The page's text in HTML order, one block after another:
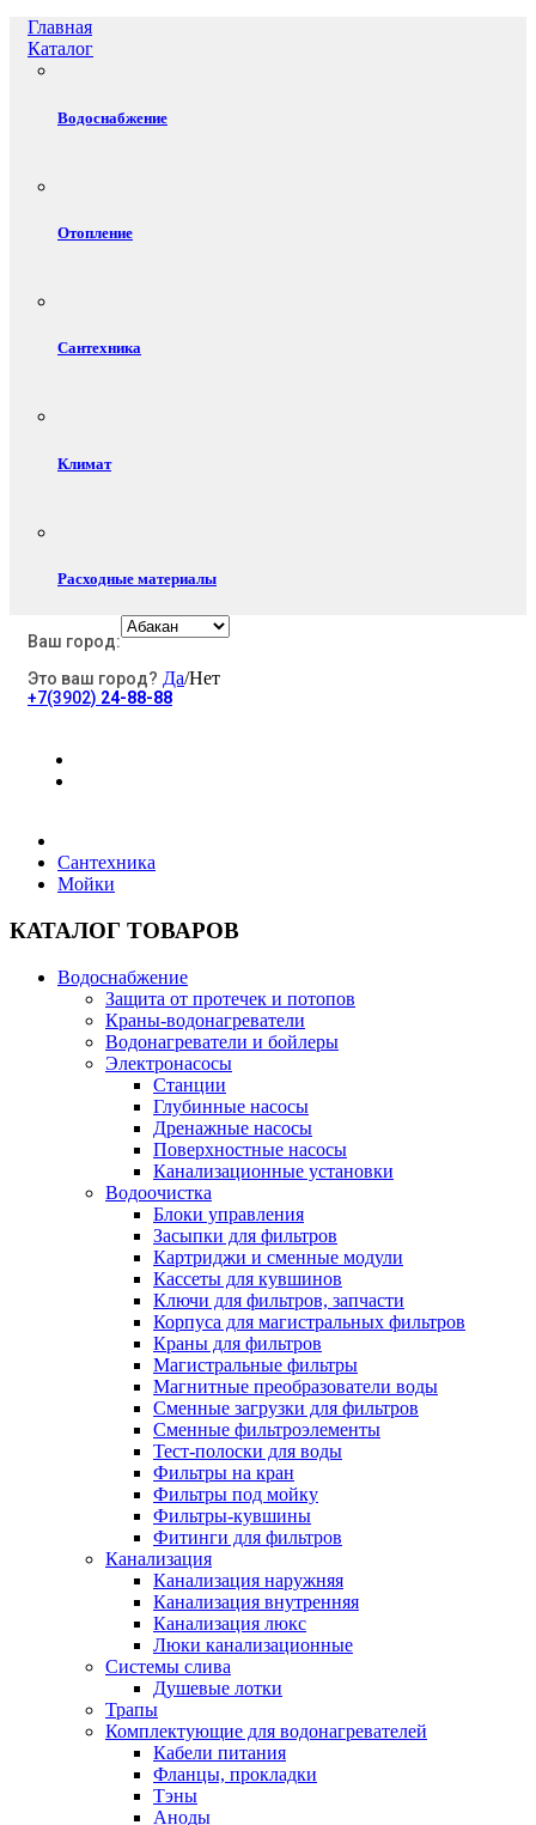
Главная
Каталог
Водоснабжение
Отопление
Сантехника
Климат
Расходные материалы
Электротовары
Хозяйственные товары
Строительные товары
Все для бани
Полезные статьи
Новости и Акции
Оплата и доставка
Сервис-центр
Адреса Сервис-центров
Условия возврата товара
Ваш город:
Это ваш город? Да/Нет
+7(3902) 24-88-88
Сантехника
Мойки
КАТАЛОГ ТОВАРОВ
Водоснабжение
Защита от протечек и потопов
Краны-водонагреватели
Водонагреватели и бойлеры
Электронасосы
Станции
Глубинные насосы
Дренажные насосы
Поверхностные насосы
Канализационные установки
Водоочистка
Блоки управления
Засыпки для фильтров
Картриджи и сменные модули
Кассеты для кувшинов
Ключи для фильтров, запчасти
Корпуса для магистральных фильтров
Краны для фильтров
Магистральные фильтры
Магнитные преобразователи воды
Сменные загрузки для фильтров
Сменные фильтроэлементы
Тест-полоски для воды
Фильтры на кран
Фильтры под мойку
Фильтры-кувшины
Фитинги для фильтров
Канализация
Канализация наружняя
Канализация внутренняя
Канализация люкс
Люки канализационные
Системы слива
Душевые лотки
Трапы
Комплектующие для водонагревателей
Кабели питания
Фланцы, прокладки
Тэны
Аноды